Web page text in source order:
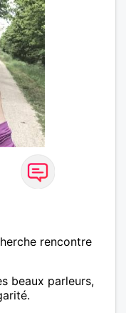
rencontre
beaux parleurs,